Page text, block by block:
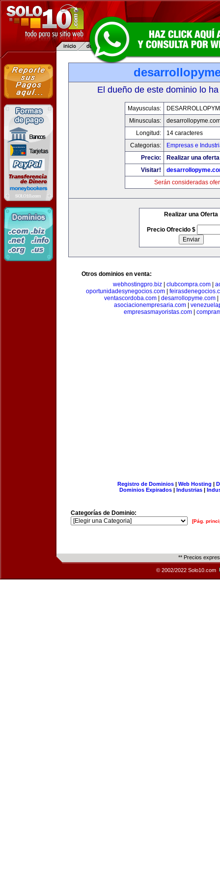
El dueño de este dominio lo
Mayusculas:
Minusculas:
Longitud:
14 caracteres
Categorias:
Empresas e
Precio:
Realizar una
Visitar!
Serán consideradas
Realizar una Oferta
Precio Ofrecido $
Otros dominios en venta:
webhostingpro.biz| clubcompra.com|
oportunidadesynegocios.com|
ventascordoba.com| desarrollopyme.com|
asociacionempresaria.com
empresasmayoristas.com
Registro de Dominios| Web Hosting |
Dominios Expirados | Industrias |
Categorías de Dominio:
[Pág.
** Precios
© 2002/2022 Solo10.com